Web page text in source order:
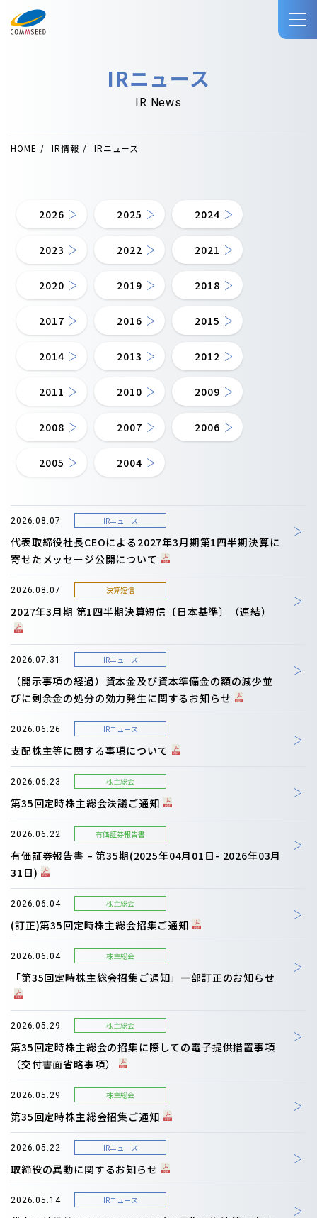
IRニュース
IR News
HOME IR情報 IRニュース
2026 2025 2024
2023 2022 2021
2020 2019 2018
2017 2016 2015
2014 2013 2012
2011 2010 2009
2008 2007 2006
2005 2004
2026.08.07 IRニュース
代表取締役社長CEOによる2027年3月期第1四半期決算に
寄せたメッセージ公開について
2026.08.07 決算短信
2027年3月期 第1四半期決算短信〔日本基準〕（連結）
2026.07.31 IRニュース
（開示事項の経過）資本金及び資本準備金の額の減少並
びに剰余金の処分の効力発生に関するお知らせ
2026.06.26 IRニュース
支配株主等に関する事項について
2026.06.23 株主総会
第35回定時株主総会決議ご通知
2026.06.22 有価証券報告書
有価証券報告書 – 第35期(2025年04月01日- 2026年03月
31日)
2026.06.04 株主総会
(訂正)第35回定時株主総会招集ご通知
2026.06.04 株主総会
「第35回定時株主総会招集ご通知」一部訂正のお知らせ
2026.05.29 株主総会
第35回定時株主総会の招集に際しての電子提供措置事項
（交付書面省略事項）
2026.05.29 株主総会
第35回定時株主総会招集ご通知
2026.05.22 IRニュース
取締役の異動に関するお知らせ
2026.05.14 IRニュース